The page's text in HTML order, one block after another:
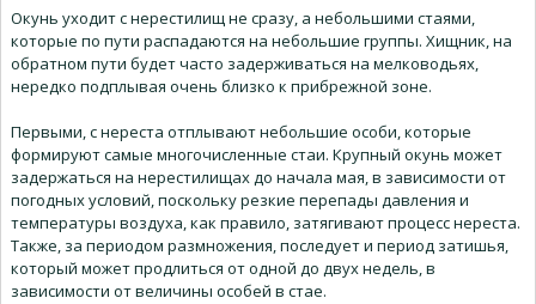
Окунь уходит с нерестилищ не сразу, а небольшими стаями,
которые по пути распадаются на небольшие группы. Хищник, на
обратном пути будет часто задерживаться на мелководьях,
нередко подплывая очень близко к прибрежной зоне.
Первыми, с нереста отплывают небольшие особи, которые
формируют самые многочисленные стаи. Крупный окунь может
задержаться на нерестилищах до начала мая, в зависимости от
погодных условий, поскольку резкие перепады давления и
температуры воздуха, как правило, затягивают процесс нереста.
Также, за периодом размножения, последует и период затишья,
который может продлиться от одной до двух недель, в
зависимости от величины особей в стае.